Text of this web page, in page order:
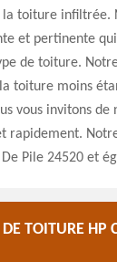
toiture infiltrée.
et pertinente
de toiture.
toiture moins
vous invitons
rapidement.
Pile 24520 et
TOITURE HP